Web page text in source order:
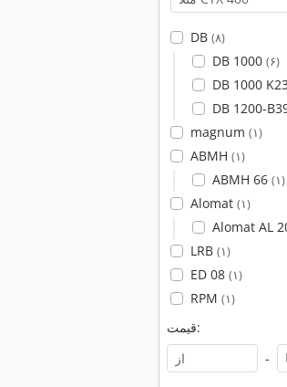
DB (۸)
DB 1000 (۶)
DB 1000 K23
DB 1200-
magnum (۱)
ABMH (۱)
ABMH 66 (۱)
Alomat (۱)
Alomat AL
LRB (۱)
ED 08 (۱)
RPM (۱)
قیمت:
-